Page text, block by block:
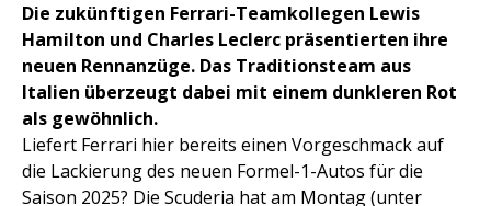
Die zukünftigen Ferrari-Teamkollegen Lewis
Hamilton und Charles Leclerc präsentierten ihre
neuen Rennanzüge. Das Traditionsteam aus
Italien überzeugt dabei mit einem dunkleren Rot
als gewöhnlich.
Liefert Ferrari hier bereits einen Vorgeschmack auf
die Lackierung des neuen Formel-1-Autos für die
Saison 2025? Die Scuderia hat am Montag (unter